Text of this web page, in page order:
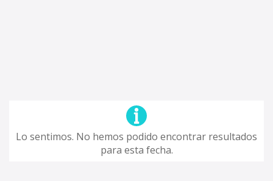
Lo sentimos. No hemos podido encontrar resultados
para esta fecha.